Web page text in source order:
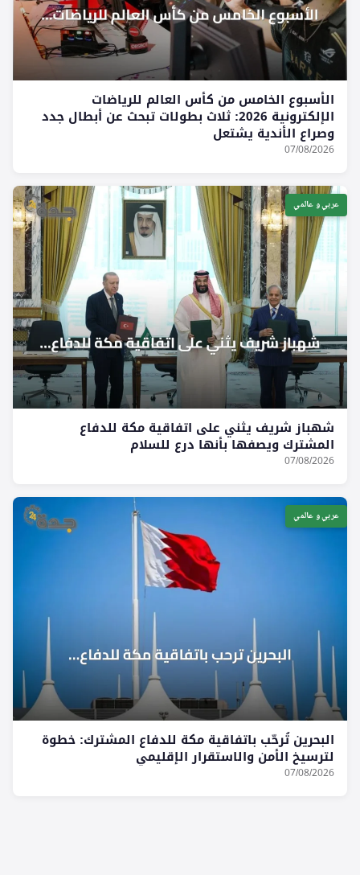
الأسبوع الخامس من كأس العالم للرياضات
الإلكترونية 2026: ثلاث بطولات تبحث عن أبطال جدد
وصراع الأندية يشتعل
07/08/2026
عربي و عالمي
شهباز شريف يثني على اتفاقية مكة للدفاع
المشترك ويصفها بأنها درع للسلام
07/08/2026
عربي و عالمي
البحرين تُرحّب باتفاقية مكة للدفاع المشترك: خطوة
لترسيخ الأمن والاستقرار الإقليمي
07/08/2026